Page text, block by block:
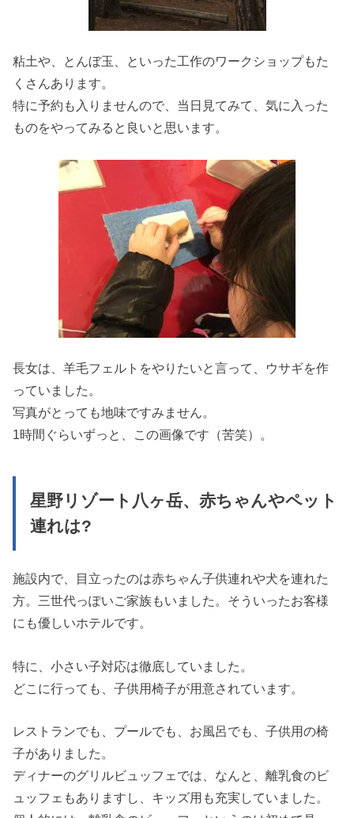
粘土や、とんぼ玉、といった工作のワークショップもた
くさんあります。
特に予約も入りませんので、当日見てみて、気に入った
ものをやってみると良いと思います。
長女は、羊毛フェルトをやりたいと言って、ウサギを作
っていました。
写真がとっても地味ですみません。
1時間ぐらいずっと、この画像です（苦笑）。
星野リゾート八ヶ岳、赤ちゃんやペット
連れは?
施設内で、目立ったのは赤ちゃん子供連れや犬を連れた
方。三世代っぽいご家族もいました。そういったお客様
にも優しいホテルです。
特に、小さい子対応は徹底していました。
どこに行っても、子供用椅子が用意されています。
レストランでも、プールでも、お風呂でも、子供用の椅
子がありました。
ディナーのグリルビュッフェでは、なんと、離乳食のビ
ュッフェもありますし、キッズ用も充実していました。